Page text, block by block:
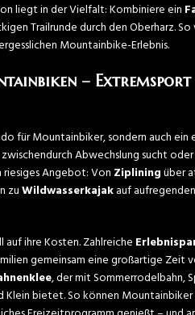
liegt in der Vielfalt: Kombiniere ein
Trailrunde durch den Oberharz.
Mountainbike-Erlebnis.
– Extremsport
für Mountainbiker, sondern auch
zwischendurch Abwechslung sucht
Angebot: Von Zipliningüber
zuWildwasserkajakauf
ihre Kosten. Zahlreiche
gemeinsam eine großartige Zeit
, der mit Sommerrodelbahn,
bietet. So können